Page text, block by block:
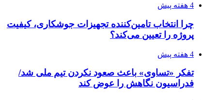
۱۴۰۵/۰۴/۱۸
راه اندازی مرغداری؛ محاسبه هزینه، درآمد و سود با
۱۴۰۵/۰۴/۱۸
۱۴۲۰؛ راه ارتباطی بیمه شدگان تأمین‌اجتماعی